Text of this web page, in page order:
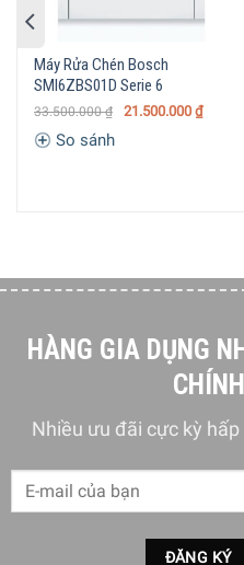
Tiện ích:
Load
SpeedPerfect
Chức năng vệ
Machine care
Chức năng bảo
chống rò rỉ nước
Cao 84,5cm x Ngang
Tổng quan
Máy rửa chén Bosch
Máy Rửa Chén Bosch
SMI6ZBS01D Serie 6
33.500.000₫ 21.500.000 ₫
So sánh
HÀNG GIA DỤNG
Nhiều ưu đãi cực kỳ